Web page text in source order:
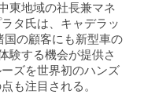
東地域の社長兼マネ
タ氏は、キャデラッ
国の顧客にも新型車の
験する機会が提供さ
ズを世界初のハンズ
も注目される。